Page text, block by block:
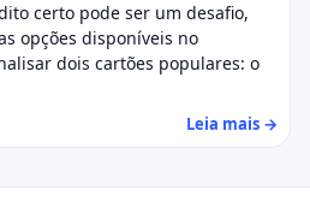
certo pode ser um desafio,
opções disponíveis no
dois cartões populares: o
Leia mais →